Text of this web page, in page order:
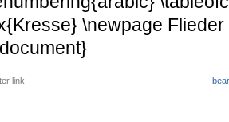
\newpage
link